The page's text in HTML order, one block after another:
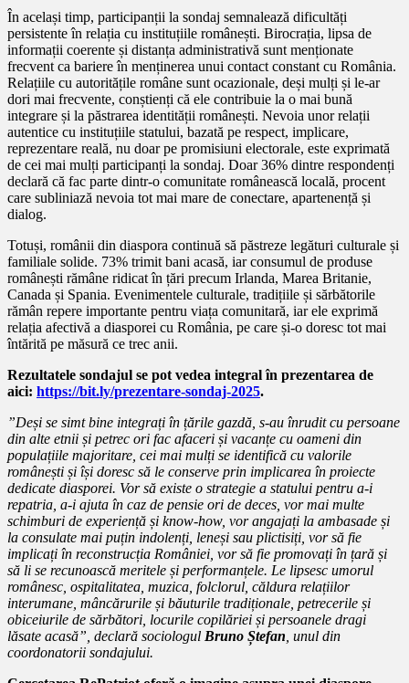
În același timp, participanții la sondaj semnalează dificultăți
persistente în relația cu instituțiile românești. Birocrația, lipsa de
informații coerente și distanța administrativă sunt menționate
frecvent ca bariere în menținerea unui contact constant cu România.
Relațiile cu autoritățile române sunt ocazionale, deși mulți și le-ar
dori mai frecvente, conștienți că ele contribuie la o mai bună
integrare și la păstrarea identității românești. Nevoia unor relații
autentice cu instituțiile statului, bazată pe respect, implicare,
reprezentare reală, nu doar pe promisiuni electorale, este exprimată
de cei mai mulți participanți la sondaj. Doar 36% dintre respondenți
declară că fac parte dintr-o comunitate românească locală, procent
care subliniază nevoia tot mai mare de conectare, apartenență și
dialog.
Totuși, românii din diaspora continuă să păstreze legături culturale și
familiale solide. 73% trimit bani acasă, iar consumul de produse
românești rămâne ridicat în țări precum Irlanda, Marea Britanie,
Canada și Spania. Evenimentele culturale, tradițiile și sărbătorile
rămân repere importante pentru viața comunitară, iar ele exprimă
relația afectivă a diasporei cu România, pe care și-o doresc tot mai
întărită pe măsură ce trec anii.
Rezultatele sondajul se pot vedea integral în prezentarea de
aici: https://bit.ly/prezentare-sondaj-2025.
”Deși se simt bine integrați în țările gazdă, s-au înrudit cu persoane
din alte etnii și petrec ori fac afaceri și vacanțe cu oameni din
populațiile majoritare, cei mai mulți se identifică cu valorile
românești și își doresc să le conserve prin implicarea în proiecte
dedicate diasporei. Vor să existe o strategie a statului pentru a-i
repatria, a-i ajuta în caz de pensie ori de deces, vor mai multe
schimburi de experiență și know-how, vor angajați la ambasade și
la consulate mai puțin indolenți, leneși sau plictisiți, vor să fie
implicați în reconstrucția României, vor să fie promovați în țară și
să li se recunoască meritele și performanțele. Le lipsesc umorul
românesc, ospitalitatea, muzica, folclorul, căldura relațiilor
interumane, mâncărurile și băuturile tradiționale, petrecerile și
obiceiurile de sărbători, locurile copilăriei și persoanele dragi
lăsate acasă”, declară sociologul Bruno Ștefan , unul din
coordonatorii sondajului.